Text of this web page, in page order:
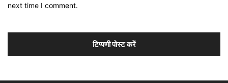
next time I comment.